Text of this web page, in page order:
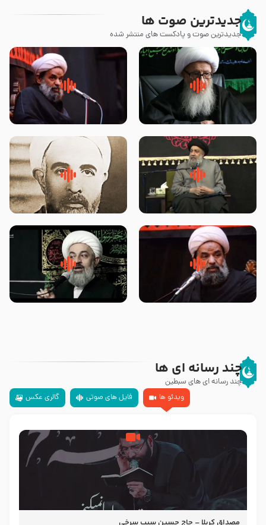
جدیدترین صوت ها
جدیدترین صوت و پادکست های منتشر شده
زوّار اربعین امام حسین (علیه
السلام) با این اشتیاق به زیارت
روضه جانسوز پاره های جگر امام
حسن مجتبی علیه السلام-حجت
لقب حضرت رقیه سلام الله علیها به
چه معناست – حجت الاسلام علوی
روضه‌ی مجلس یزید ملعون و
اسارت اهل‌بیت علیهم‌السلام –
محدث زاده
سلام جوانی که امام حسین علیه
السلام خودش جوابش را دادند
زیارتی که اسباب رزق زیاد و عمر
طولانی است حجت السلام حسین
چند رسانه ای ها
چند رسانه ای های سبطین
ویدئو ها
فایل های صوتی گالری عکس
مصداق کربلا – حاج حسین سیب سرخی